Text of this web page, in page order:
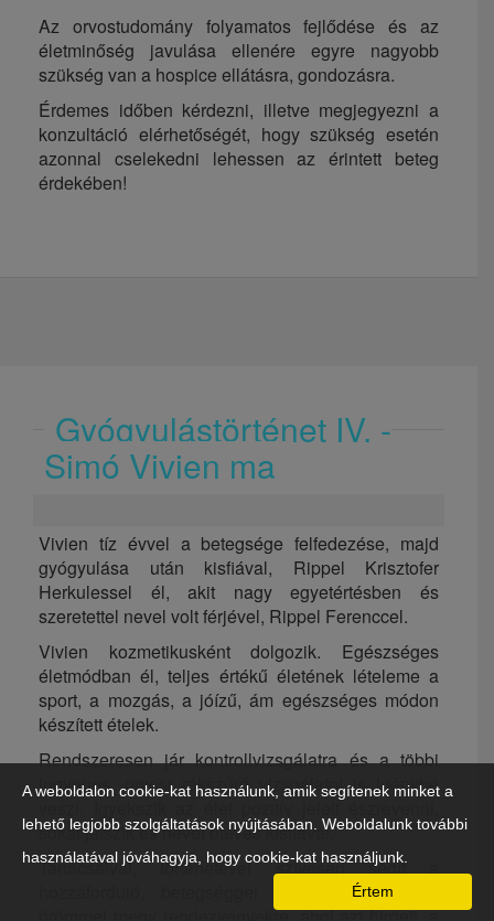
Az orvostudomány folyamatos fejlődése és az
életminőség javulása ellenére egyre nagyobb
szükség van a hospice ellátásra, gondozásra.
Érdemes időben kérdezni, illetve megjegyezni a
konzultáció elérhetőségét, hogy szükség esetén
azonnal cselekedni lehessen az érintett beteg
érdekében!
Gyógyulástörténet IV. -
Simó Vivien ma
Vivien tíz évvel a betegsége felfedezése, majd
gyógyulása után kisfiával, Rippel Krisztofer
Herkulessel él, akit nagy egyetértésben és
szeretettel nevel volt férjével, Rippel Ferenccel.
Vivien kozmetikusként dolgozik. Egészséges
életmódban él, teljes értékű életének lételeme a
sport, a mozgás, a jóízű, ám egészséges módon
készített ételek.
Rendszeresen jár kontrollvizsgálatra és a többi
ingyenes, orvosi rákszűrő vizsgálatot is igénybe
veszi. Igyekszik az élet pozitív jeleit észrevenni,
sokat játszik és nevet ötéves kisfiával.
Tanácsaival, történetével szívesen segít a
hozzáforduló, betegséggel küzdő embereknek,
örömmel megy rendezvényekre, ahol azt hirdeti, a
A weboldalon cookie-kat használunk, amik segítenek minket a
lehető legjobb szolgáltatások nyújtásában. Weboldalunk további
használatával jóváhagyja, hogy cookie-kat használjunk.
Értem